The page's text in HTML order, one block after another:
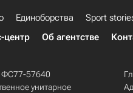
Единоборства Sport
центр Об агентстве
ФС77-57640
унитарное